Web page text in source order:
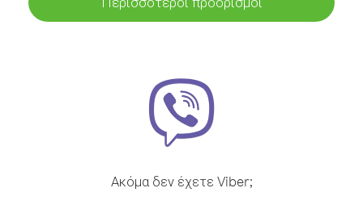
Ακόμα δεν έχετε Viber;